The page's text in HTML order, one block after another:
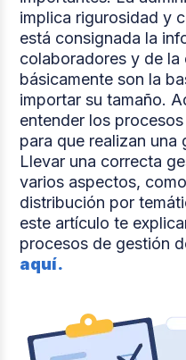
implica rigurosidad y
está consignada la
colaboradores y de la
básicamente son la
importar su tamaño.
entender los
para que realizan
Llevar una correcta
varios aspectos,
distribución por
este artículo te
procesos de gestión
aquí.